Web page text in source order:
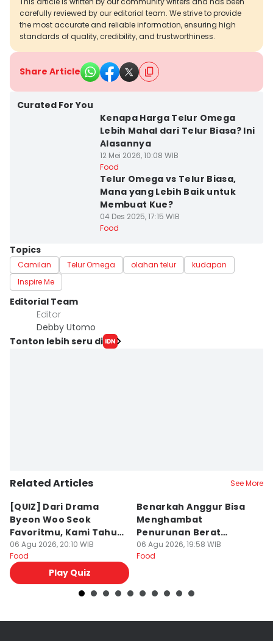
carefully reviewed by our editorial team. We strive to provide
the most accurate and reliable information, ensuring high
standards of quality, credibility, and trustworthiness.
Share Article
Curated For You
Kenapa Harga Telur Omega
Lebih Mahal dari Telur Biasa? Ini
Alasannya
12 Mei 2026, 10:08 WIB
Food
Telur Omega vs Telur Biasa,
Mana yang Lebih Baik untuk
Membuat Kue?
04 Des 2025, 17:15 WIB
Food
Topics
Camilan Telur Omega olahan telur
kudapan
Inspire Me
Editorial Team
Editor
Debby Utomo
Tonton lebih seru di
Related Articles See More
[QUIZ] Dari Drama
Byeon Woo Seok
Favoritmu, Kami Tahu
Makanan yang Cocok
untukmu
06 Agu 2026, 20:10 WIB
Food
Play Quiz
Benarkah Anggur Bisa
Menghambat
Penurunan Berat
Badan?
06 Agu 2026, 19:58 WIB
Food